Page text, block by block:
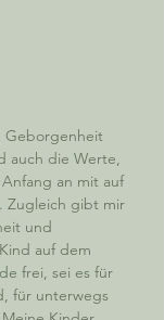
Geborgenheit
auch die Werte,
an mit auf
Zugleich gibt mir
und
auf dem
frei, sei es für
für unterwegs